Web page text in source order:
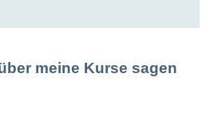
meine Kurse sagen